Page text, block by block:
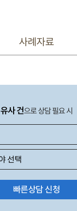
사례자료
유사 건으로 상담 필요 시